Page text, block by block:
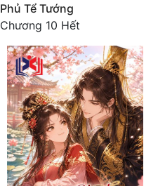
Phủ Tể Tướng
Chương 10 Hết